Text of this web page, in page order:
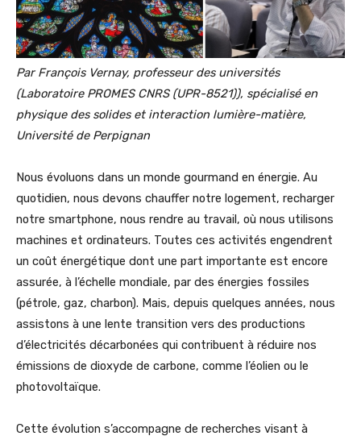
Par François Vernay, professeur des universités
(Laboratoire PROMES CNRS (UPR-8521)), spécialisé en
physique des solides et interaction lumière-matière,
Université de Perpignan
Nous évoluons dans un monde gourmand en énergie. Au
quotidien, nous devons chauffer notre logement, recharger
notre smartphone, nous rendre au travail, où nous utilisons
machines et ordinateurs. Toutes ces activités engendrent
un coût énergétique dont une part importante est encore
assurée, à l’échelle mondiale, par des énergies fossiles
(pétrole, gaz, charbon). Mais, depuis quelques années, nous
assistons à une lente transition vers des productions
d’électricités décarbonées qui contribuent à réduire nos
émissions de dioxyde de carbone, comme l’éolien ou le
photovoltaïque.
Cette évolution s’accompagne de recherches visant à